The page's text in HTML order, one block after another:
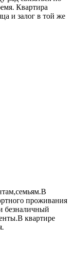
Квартира
и залог в той же
проживания
квартире